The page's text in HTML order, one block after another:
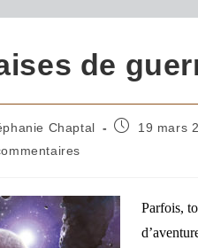
de
Chaptal 19 mars
Parfois,